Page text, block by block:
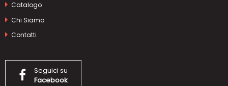
Catalogo
Chi Siamo
Contatti
Seguici su
Facebook